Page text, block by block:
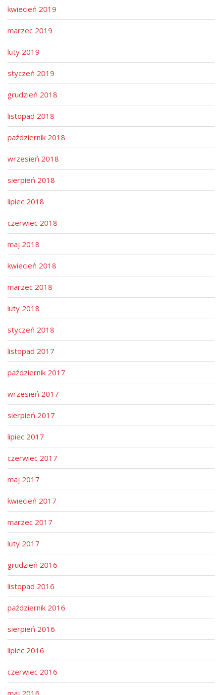
kwiecień 2019
marzec 2019
luty 2019
styczeń 2019
grudzień 2018
listopad 2018
październik 2018
wrzesień 2018
sierpień 2018
lipiec 2018
czerwiec 2018
maj 2018
kwiecień 2018
marzec 2018
luty 2018
styczeń 2018
listopad 2017
październik 2017
wrzesień 2017
sierpień 2017
lipiec 2017
czerwiec 2017
maj 2017
kwiecień 2017
marzec 2017
luty 2017
grudzień 2016
listopad 2016
październik 2016
sierpień 2016
lipiec 2016
czerwiec 2016
maj 2016